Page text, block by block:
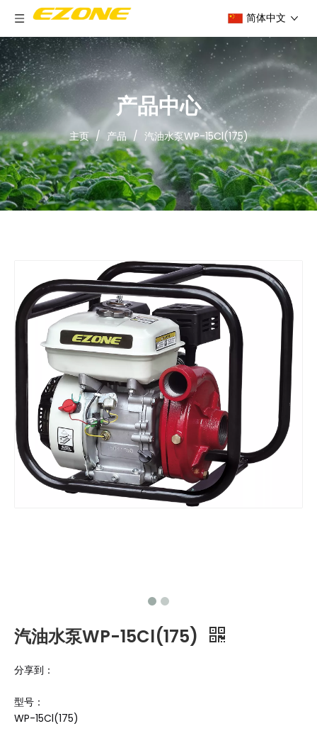
简体中文
产品中心
主页 / 产品 / 汽油水泵WP-15Cl(175)
汽油水泵WP-15Cl(175)
分享到：
型号：
WP-15Cl(175)